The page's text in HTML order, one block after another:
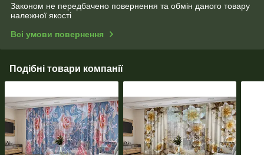
Законом не передбачено повернення та обмін даного товару
належної якості
Всі умови повернення
Подібні товари компанії